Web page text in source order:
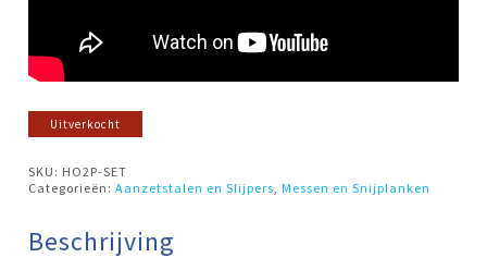
Uitverkocht
SKU: HO2P-SET
Categorieën:Aanzetstalen en Slijpers ,Messen en Snijplanken
Beschrijving